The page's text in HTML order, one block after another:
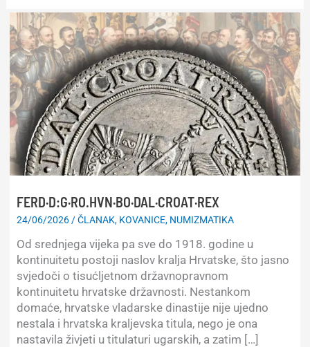
FERD·D:G·RO.HVN·BO·DAL·CROAT·REX
24/06/2026 /ČLANAK, KOVANICE, NUMIZMATIKA
Od srednjega vijeka pa sve do 1918. godine u
kontinuitetu postoji naslov kralja Hrvatske, što jasno
svjedoči o tisućljetnom državnopravnom
kontinuitetu hrvatske državnosti. Nestankom
domaće, hrvatske vladarske dinastije nije ujedno
nestala i hrvatska kraljevska titula, nego je ona
nastavila živjeti u titulaturi ugarskih, a zatim […]